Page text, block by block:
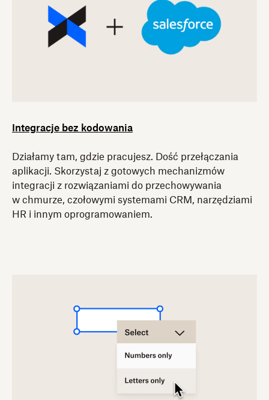
Integracje bez kodowania
Działamy tam, gdzie pracujesz. Dość przełączania
aplikacji. Skorzystaj z gotowych mechanizmów
integracji z rozwiązaniami do przechowywania
w chmurze, czołowymi systemami CRM, narzędziami
HR i innym oprogramowaniem.